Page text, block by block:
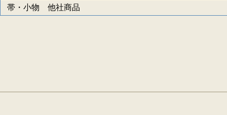
帯・小物 他社商品